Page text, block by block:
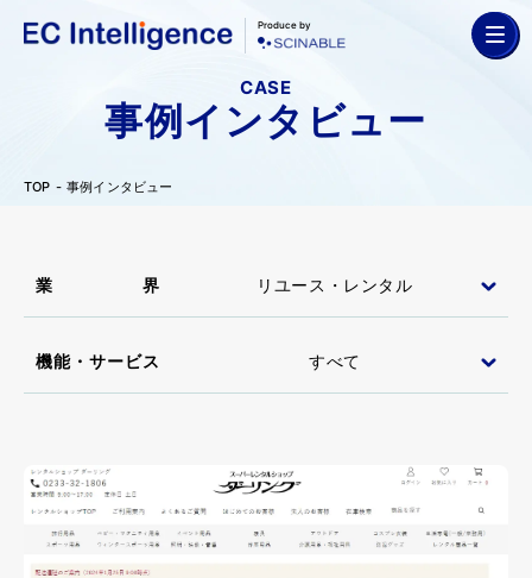
Produce by
CASE
事例インタビュー
TOP 事例インタビュー
業界
機能・サービス